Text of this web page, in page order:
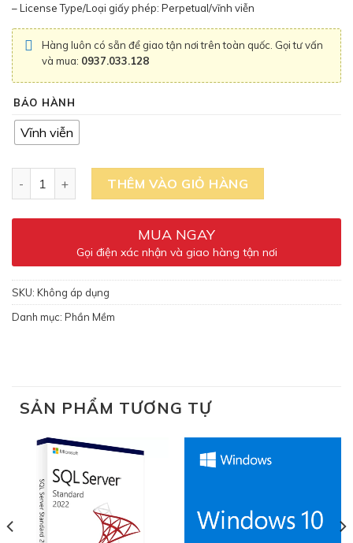
– License Type/Loại giấy phép: Perpetual/vĩnh viễn
Hàng luôn có sẵn để giao tận nơi trên toàn quốc. Gọi tư vấn
và mua: 0937.033.128
BẢO HÀNH
Vĩnh viễn
THÊM VÀO GIỎ HÀNG
MUA NGAY
Gọi điện xác nhận và giao hàng tận nơi
SKU: Không áp dụng
Danh mục: Phần Mềm
SẢN PHẨM TƯƠNG TỰ